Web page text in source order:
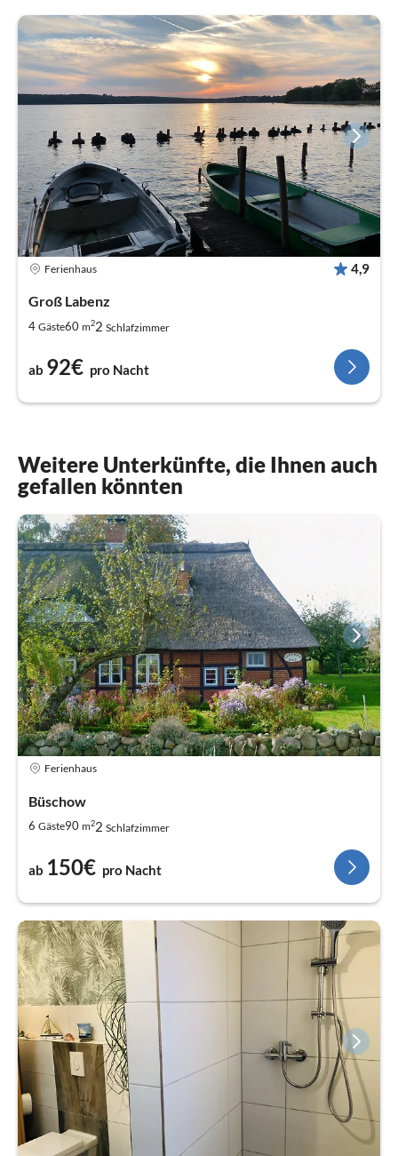
Ferienhaus 4,9
Groß Labenz
4 Gäste60 m22 Schlafzimmer
ab 92€ pro Nacht
Weitere Unterkünfte, die Ihnen auch
gefallen könnten
Ferienhaus
Büschow
6 Gäste90 m22 Schlafzimmer
ab 150€ pro Nacht